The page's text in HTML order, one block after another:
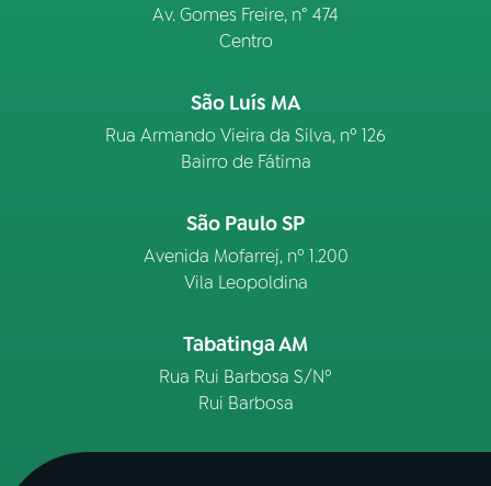
Av. Gomes Freire, n° 474
Centro
São Luís MA
Rua Armando Vieira da Silva, nº 126
Bairro de Fátima
São Paulo SP
Avenida Mofarrej, nº 1.200
Vila Leopoldina
Tabatinga AM
Rua Rui Barbosa S/Nº
Rui Barbosa